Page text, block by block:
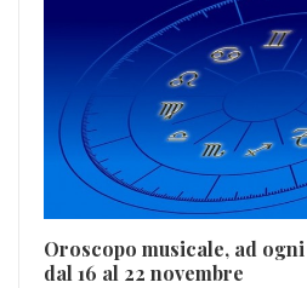
Oroscopo musicale, ad
dal 16 al 22 novembre